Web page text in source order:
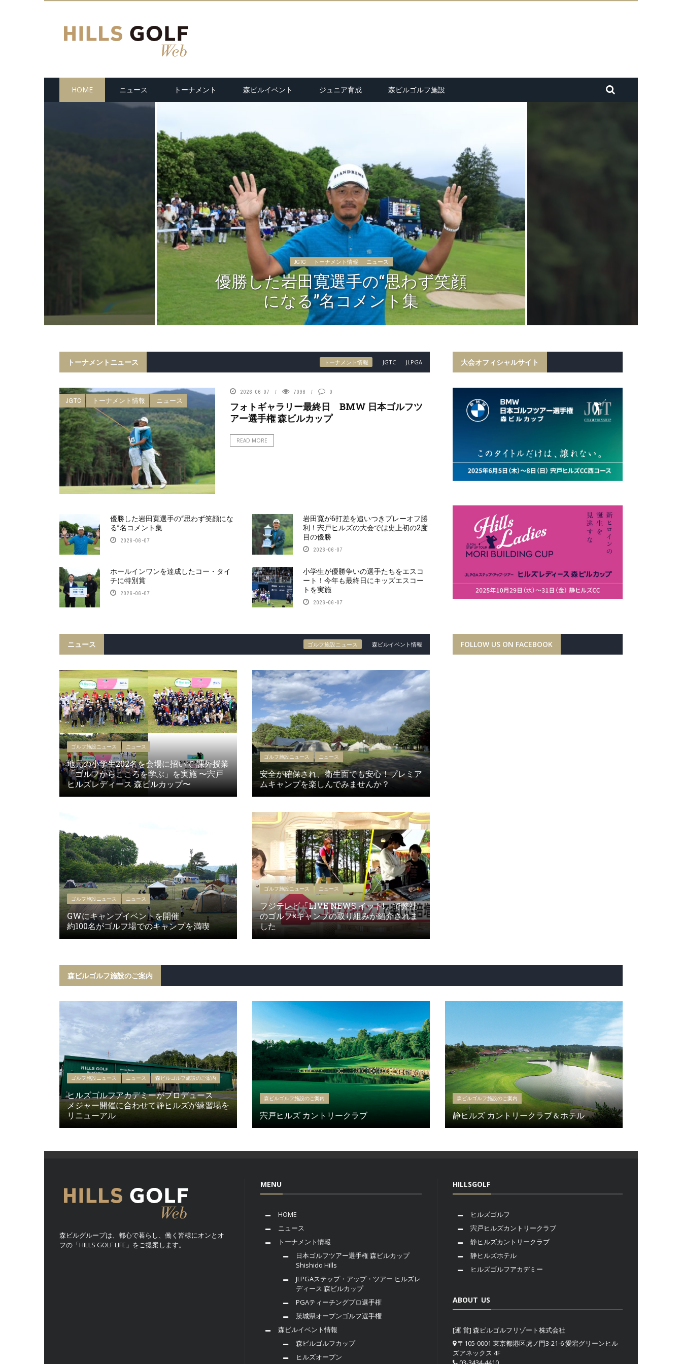
HOME ニュース トーナメント 森ビルイベント ジュニア育成 森ビルゴルフ施設
森ビルカッ
JGTC トーナメント情報 ニュース
優勝した岩田寛選手の“思わず笑顔
になる”名コメント集
トーナメントニュース トーナメント情報 JGTC JLPGA
JGTC トーナメント情報 ニュース
2026-06-07 7098 0
フォトギャラリー最終日 BMW 日本ゴルフツ
アー選手権 森ビルカップ
READ MORE
優勝した岩田寛選手の“思わず笑顔にな
る”名コメント集
2026-06-07
岩田寛が6打差を追いつきプレーオフ勝
利！宍戸ヒルズの大会では史上初の2度
目の優勝
2026-06-07
ホールインワンを達成したコー・タイ
チに特別賞
2026-06-07
小学生が優勝争いの選手たちをエスコ
ート！今年も最終日にキッズエスコー
トを実施
2026-06-07
大会オフィシャルサイト
ニュース ゴルフ施設ニュース 森ビルイベント情報
ゴルフ施設ニュース ニュース
地元の小学生202名を会場に招いて 課外授業
「ゴルフからこころを学ぶ」を実施 〜宍戸
ヒルズレディース 森ビルカップ〜
ゴルフ施設ニュース ニュース
安全が確保され、衛生面でも安心！プレミア
ムキャンプを楽しんでみませんか？
ゴルフ施設ニュース ニュース
GWにキャンプイベントを開催
約100名がゴルフ場でのキャンプを満喫
ゴルフ施設ニュース ニュース
フジテレビ「LIVE NEWS イット!」で弊社
のゴルフ×キャンプの取り組みが紹介されま
した
FOLLOW US ON FACEBOOK
森ビルゴルフ施設のご案内
ゴルフ施設ニュース ニュース 森ビルゴルフ施設のご案内
ヒルズゴルフアカデミーがプロデュース
メジャー開催に合わせて静ヒルズが練習場を
リニューアル
森ビルゴルフ施設のご案内
宍戸ヒルズ カントリークラブ
森ビルゴルフ施設のご案内
静ヒルズ カントリークラブ＆ホテル
森ビルグループは、都心で暮らし、働く皆様にオンとオ
フの「HILLS GOLF LIFE」をご提案します。
MENU
HOME
ニュース
トーナメント情報
日本ゴルフツアー選手権 森ビルカップ
Shishido Hills
JLPGAステップ・アップ・ツアー ヒルズレ
ディース 森ビルカップ
PGAティーチングプロ選手権
茨城県オープンゴルフ選手権
森ビルイベント情報
森ビルゴルフカップ
ヒルズオープン
HILLSGOLF
ヒルズゴルフ
宍戸ヒルズカントリークラブ
静ヒルズカントリークラブ
静ヒルズホテル
ヒルズゴルフアカデミー
ABOUT US
[運 営] 森ビルゴルフリゾート株式会社
〒105-0001 東京都港区虎ノ門3-21-6 愛宕グリーンヒル
ズアネックス 4F